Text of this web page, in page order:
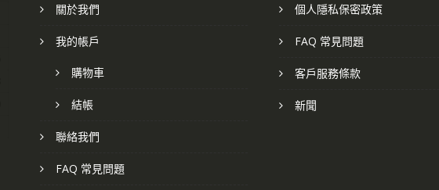
關於我們
我的帳戶
購物車
結帳
聯絡我們
FAQ 常見問題
個人隱私保密政策
FAQ 常見問題
客戶服務條款
新聞